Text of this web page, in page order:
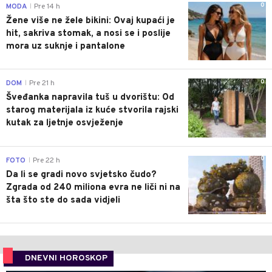
0
MODA Pre 14 h
Žene više ne žele bikini: Ovaj kupaći je
hit, sakriva stomak, a nosi se i poslije
mora uz suknje i pantalone
0
DOM Pre 21 h
Šveđanka napravila tuš u dvorištu: Od
starog materijala iz kuće stvorila rajski
kutak za ljetnje osvježenje
0
FOTO Pre 22 h
Da li se gradi novo svjetsko čudo?
Zgrada od 240 miliona evra ne liči ni na
šta što ste do sada vidjeli
DNEVNI HOROSKOP